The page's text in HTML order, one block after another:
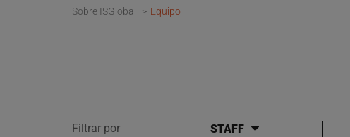
Sobre ISGlobal Equipo
Filtrar por STAFF